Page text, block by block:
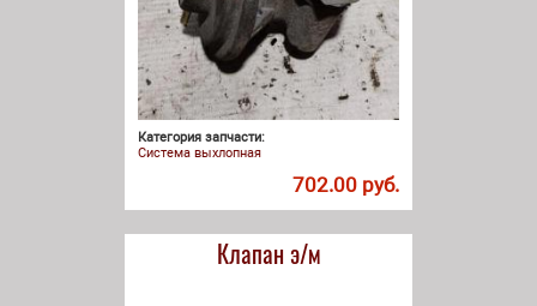
Категория запчасти:
Система выхлопная
702.00 руб.
Клапан э/м